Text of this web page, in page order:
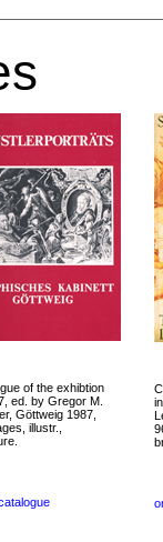
of the exhibtion
ed. by Gregor M.
Göttweig 1987,
illustr.,